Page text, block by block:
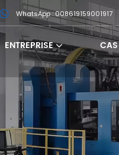
WhatsApp : 008619159001917
ENTREPRISE CAS